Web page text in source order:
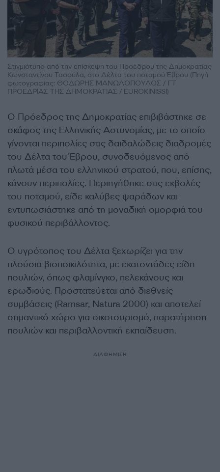
Στιγμιότυπο από την επίσκεψη του Προέδρου της Δημοκρατίας
Κωνσταντίνου Τασούλα, στο Δέλτα του ποταμού Έβρου (Πηγή
φωτογραφίας: ΘΟΔΩΡΗΣ ΜΑΝΩΛΟΠΟΥΛΟΣ / ΓΤ
ΠΡΟΕΔΡΙΑΣ ΤΗΣ ΔΗΜΟΚΡΑΤΙΑΣ / EUROKINISSI)
Ο Πρόεδρος της Δημοκρατίας επιβιβάστηκε σε
σκάφος της Ελληνικής Αστυνομίας, με το οποίο
γίνονται περιπολίες στις δαιδαλώδεις διαδρομές
του Δέλτα του Έβρου, συνοδευόμενος από
πλωτά μέσα του ελληνικού στρατού, που, επίσης,
κάνουν περιπολίες. Περιηγήθηκε στις εκβολές
του ποταμού, είδε καλύβες ψαράδων και
εντυπωσιάστηκε από τη μοναδική ομορφιά του
φυσικού περιβάλλοντος.
Ο υγρότοπος του Δέλτα ξεχωρίζει για την
πλούσια βιοποικιλότητα, με εκατοντάδες είδη
πουλιών, όπως φλαμίνγκο, πελεκάνους και
ερωδιούς. Προστατεύεται από διεθνείς
συμβάσεις (Ramsar, Natura 2000) και αποτελεί
σημαντικό χώρο για οικοτουρισμό, παρατήρηση
πουλιών και περιβαλλοντική εκπαίδευση.
ΔΙΑΦΗΜΙΣΗ